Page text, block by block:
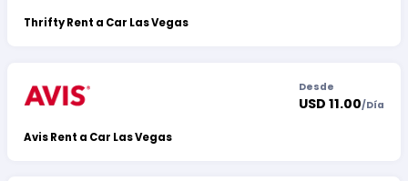
Thrifty Rent a Car Las Vegas
Avis Rent a Car Las Vegas
Desde
USD 11.00/Día